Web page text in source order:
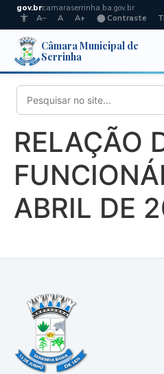
gov.brcamaraserrinha.ba.gov.br
A−
A A+ ⬤ Contraste
Câmara Municipal de
Serrinha
RELAÇÃO
ABRIL DE